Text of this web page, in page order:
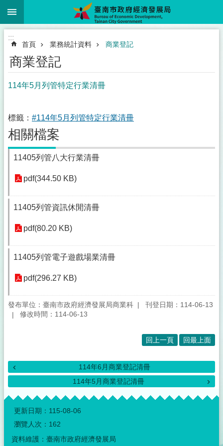
跳到主要內容區塊
:::
首頁 業務統計資料 商業登記
商業登記
114年5月列管特定行業清冊
標籤： #114年5月列管特定行業清冊
相關檔案
11405列管八大行業清冊
pdf(344.50 KB)
11405列管資訊休閒清冊
pdf(80.20 KB)
11405列管電子遊戲場業清冊
pdf(296.27 KB)
發布單位：臺南市政府經濟發展局商業科
刊登日期：114-06-13
修改時間：114-06-13
回上一頁 回最上面
114年6月商業登記清冊
114年5月商業登記清冊
:::
更新日期： 115-08-06
瀏覽人次： 162
資料維護：臺南市政府經濟發展局